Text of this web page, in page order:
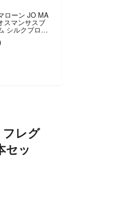
ローン JO MA
スマンサスブ
シルクブロッ
レグ
セッ